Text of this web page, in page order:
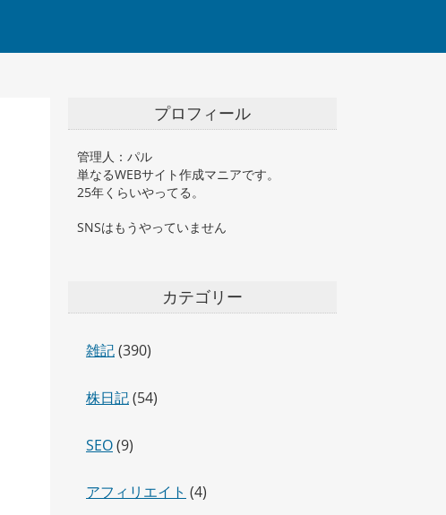
プロフィール
管理人：パル
単なるWEBサイト作成マニアです。
25年くらいやってる。
SNSはもうやっていません
カテゴリー
雑記(390)
株日記(54)
SEO(9)
アフィリエイト (4)